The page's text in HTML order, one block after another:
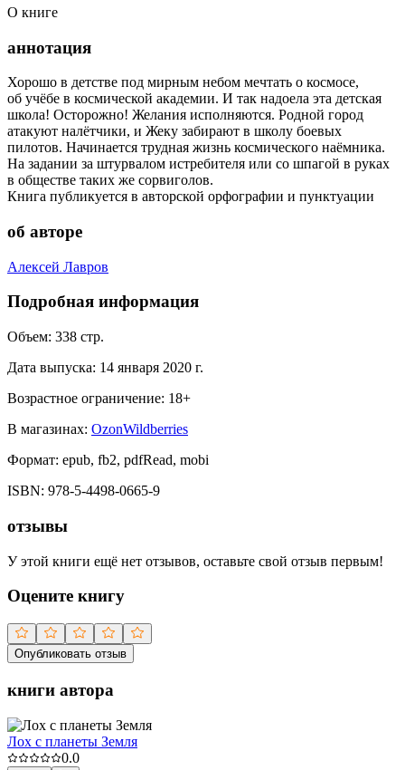
О книге
аннотация
Хорошо в детстве под мирным небом мечтать о космосе,
об учёбе в космической академии. И так надоела эта детская
школа! Осторожно! Желания исполняются. Родной город
атакуют налётчики, и Жеку забирают в школу боевых
пилотов. Начинается трудная жизнь космического наёмника.
На задании за штурвалом истребителя или со шпагой в руках
в обществе таких же сорвиголов.
Книга публикуется в авторской орфографии и пунктуации
об авторе
Алексей Лавров
Подробная информация
Объем: 338 стр.
Дата выпуска: 14 января 2020 г.
Возрастное ограничение: 18+
В магазинах: OzonWildberries
Формат: epub, fb2, pdfRead, mobi
ISBN: 978-5-4498-0665-9
отзывы
У этой книги ещё нет отзывов, оставьте свой отзыв первым!
Оцените книгу
Опубликовать отзыв
книги автора
Лох с планеты Земля
0.0